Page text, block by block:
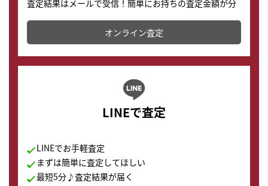
査定結果はメールで受信！簡単にお持ちの査定金額が分
かります。
オンライン査定
LINEで査定
LINEでお手軽査定
まずは簡単に査定してほしい
最短5分♪査定結果が届く